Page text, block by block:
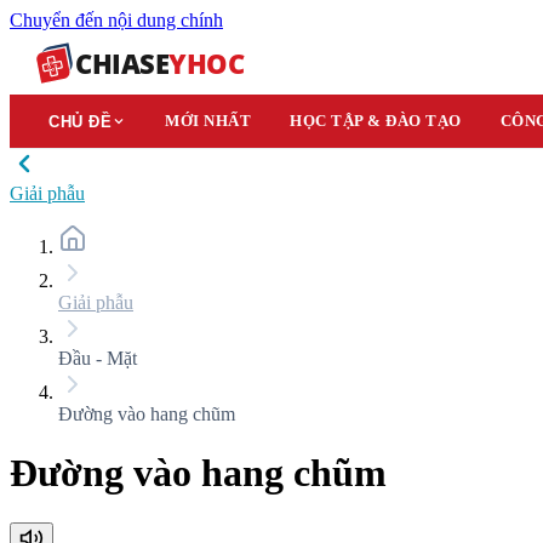
Chuyển đến nội dung chính
CHIASEYHOC
CHỦ ĐỀ MỚI NHẤT HỌC TẬP & ĐÀO TẠO
Giải phẫu
Giải phẫu
Đầu - Mặt
Đường vào hang chũm
Đường vào hang chũm